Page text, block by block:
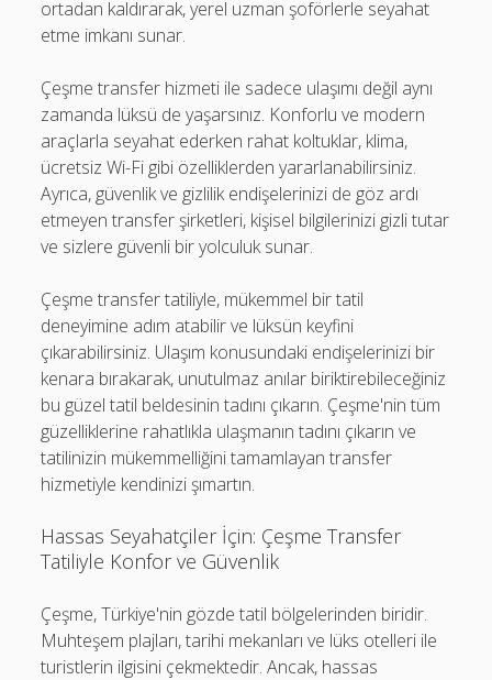
ortadan kaldırarak, yerel uzman şoförlerle seyahat
etme imkanı sunar.
Çeşme transfer hizmeti ile sadece ulaşımı değil aynı
zamanda lüksü de yaşarsınız. Konforlu ve modern
araçlarla seyahat ederken rahat koltuklar, klima,
ücretsiz Wi-Fi gibi özelliklerden yararlanabilirsiniz.
Ayrıca, güvenlik ve gizlilik endişelerinizi de göz ardı
etmeyen transfer şirketleri, kişisel bilgilerinizi gizli tutar
ve sizlere güvenli bir yolculuk sunar.
Çeşme transfer tatiliyle, mükemmel bir tatil
deneyimine adım atabilir ve lüksün keyfini
çıkarabilirsiniz. Ulaşım konusundaki endişelerinizi bir
kenara bırakarak, unutulmaz anılar biriktirebileceğiniz
bu güzel tatil beldesinin tadını çıkarın. Çeşme'nin tüm
güzelliklerine rahatlıkla ulaşmanın tadını çıkarın ve
tatilinizin mükemmelliğini tamamlayan transfer
hizmetiyle kendinizi şımartın.
Hassas Seyahatçiler İçin: Çeşme Transfer
Tatiliyle Konfor ve Güvenlik
Çeşme, Türkiye'nin gözde tatil bölgelerinden biridir.
Muhteşem plajları, tarihi mekanları ve lüks otelleri ile
turistlerin ilgisini çekmektedir. Ancak, hassas